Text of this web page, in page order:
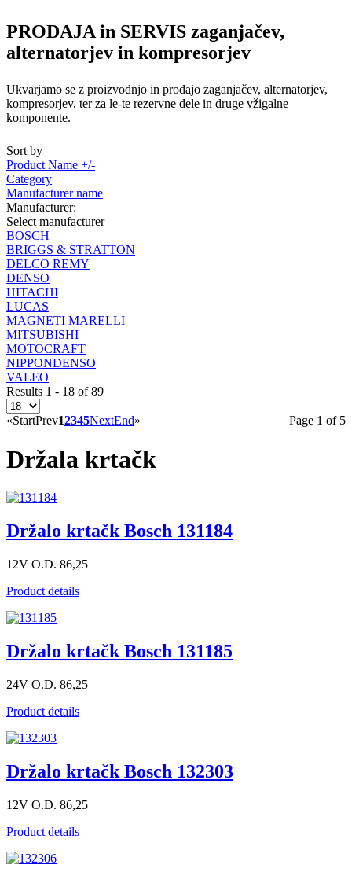
PRODAJA in SERVIS zaganjačev,
alternatorjev in kompresorjev
Ukvarjamo se z proizvodnjo in prodajo zaganjačev, alternatorjev,
kompresorjev, ter za le-te rezervne dele in druge vžigalne
komponente.
Sort by
Product Name +/-
Category
Manufacturer name
Manufacturer:
Select manufacturer
BOSCH
BRIGGS & STRATTON
DELCO REMY
DENSO
HITACHI
LUCAS
MAGNETI MARELLI
MITSUBISHI
MOTOCRAFT
NIPPONDENSO
VALEO
Results 1 - 18 of 89
«StartPrev12345NextEnd» Page 1 of 5
Držala krtačk
Držalo krtačk Bosch 131184
12V O.D. 86,25
Product details
Držalo krtačk Bosch 131185
24V O.D. 86,25
Product details
Držalo krtačk Bosch 132303
12V O.D. 86,25
Product details